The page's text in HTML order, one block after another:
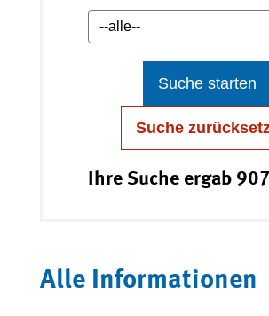
Suche starten
Suche
Ihre Suche ergab
Alle Informationen